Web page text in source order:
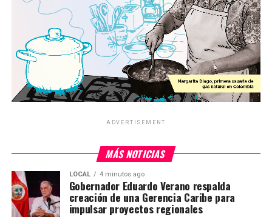
ADVERTISEMENT
MÁS NOTICIAS
LOCAL 4 minutos ago
Gobernador Eduardo Verano respalda
creación de una Gerencia Caribe para
impulsar proyectos regionales